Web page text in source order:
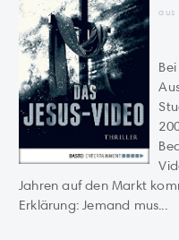
aus
Jahren auf den Markt
Erklärung: Jemand mus...